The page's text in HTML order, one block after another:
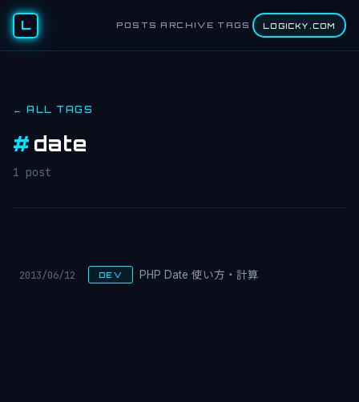
L POSTS ARCHIVE TAGS LOGICKY.COM
← ALL TAGS
# date
1 post
2013/06/12 DEV PHP Date 使い方・計算